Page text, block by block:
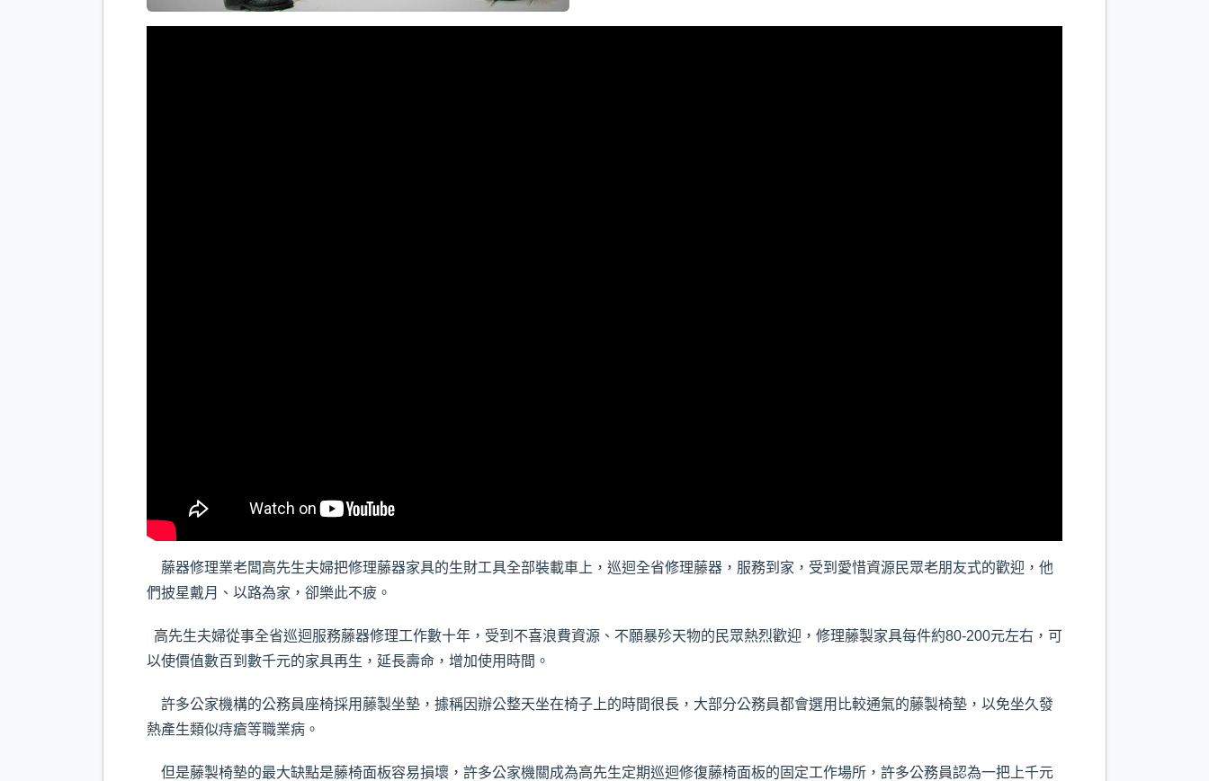
藤器修理業老闆高先生夫婦把修理藤器家具的生財工具全部裝載車上，巡迴全省修理藤器，服務到家，受到愛惜資源民眾老朋友式的歡迎，他
們披星戴月、以路為家，卻樂此不疲。
高先生夫婦從事全省巡迴服務藤器修理工作數十年，受到不喜浪費資源、不願暴殄天物的民眾熱烈歡迎，修理藤製家具每件約80-200元左右，可
以使價值數百到數千元的家具再生，延長壽命，增加使用時間。
許多公家機構的公務員座椅採用藤製坐墊，據稱因辦公整天坐在椅子上的時間很長，大部分公務員都會選用比較通氣的藤製椅墊，以免坐久發
熱產生類似痔瘡等職業病。
但是藤製椅墊的最大缺點是藤椅面板容易損壞，許多公家機關成為高先生定期巡迴修復藤椅面板的固定工作場所，許多公務員認為一把上千元